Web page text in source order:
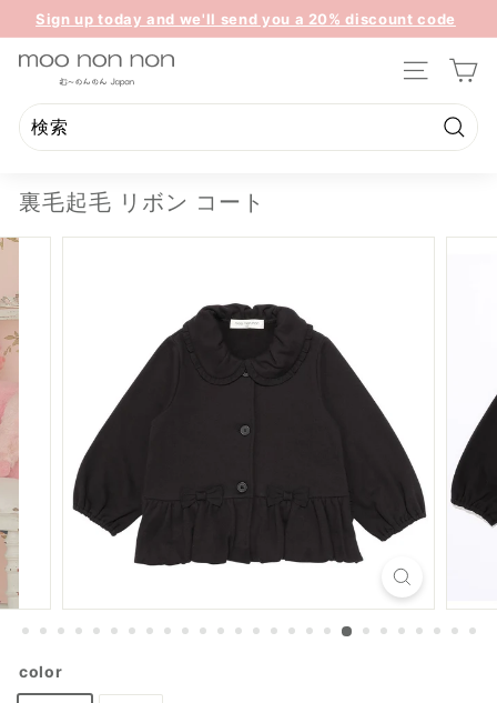
ス
ド
ョ
を
一
時
Sign up today and we'll send you a 20% discount code
towards your first purchase.
m
o
n
n
n
n
サイトの
る
検
裏毛起毛 リボン コート
color